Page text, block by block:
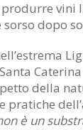
vini
dopo
della
pratiche
è un